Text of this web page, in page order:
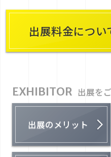
出展料金につい
EXHIBITOR 出展を
出展のメリット